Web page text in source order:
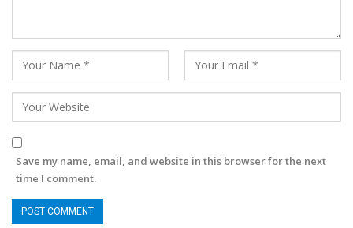
Save my name, email, and website in this browser for the next
time I comment.